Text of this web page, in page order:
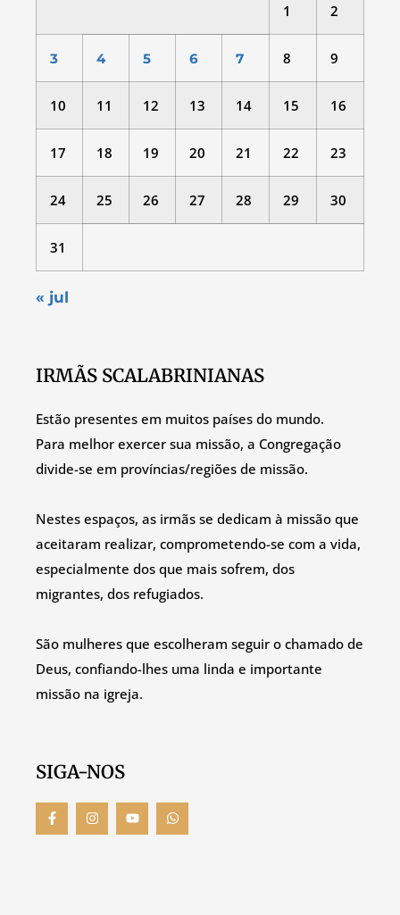
1 2
3 4 5 6 7 8 9
10 11 12 13 14 15 16
17 18 19 20 21 22 23
24 25 26 27 28 29 30
31
« jul
IRMÃS SCALABRINIANAS
Estão presentes em muitos países do mundo.
Para melhor exercer sua missão, a Congregação
divide-se em províncias/regiões de missão.
Nestes espaços, as irmãs se dedicam à missão que
aceitaram realizar, comprometendo-se com a vida,
especialmente dos que mais sofrem, dos
migrantes, dos refugiados.
São mulheres que escolheram seguir o chamado de
Deus, confiando-lhes uma linda e importante
missão na igreja.
SIGA-NOS